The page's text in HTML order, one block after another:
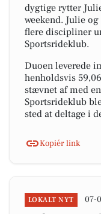
dygtige rytter
weekend. Julie
flere discipliner
Sportsrideklub.
Duoen leverede
henholdsvis
stævnet af med
Sportsrideklub
sted at deltage i
Kopiér link
LOKALT NYT 07-